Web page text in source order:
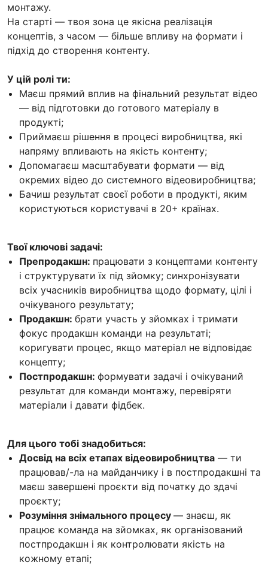
монтажу.
На старті — твоя зона це якісна реалізація
концептів, з часом — більше впливу на формати і
підхід до створення контенту.
У цій ролі ти:
Маєш прямий вплив на фінальний результат відео
— від підготовки до готового матеріалу в
продукті;
Приймаєш рішення в процесі виробництва, які
напряму впливають на якість контенту;
Допомагаєш масштабувати формати — від
окремих відео до системного відеовиробництва;
Бачиш результат своєї роботи в продукті, яким
користуються користувачі в 20+ країнах.
Твої ключові задачі:
Препродакшн: працювати з концептами контенту
і структурувати їх під зйомку; синхронізувати
всіх учасників виробництва щодо формату, цілі і
очікуваного результату;
Продакшн: брати участь у зйомках і тримати
фокус продакшн команди на результаті;
коригувати процес, якщо матеріал не відповідає
концепту;
Постпродакшн: формувати задачі і очікуваний
результат для команди монтажу, перевіряти
матеріали і давати фідбек.
Для цього тобі знадобиться:
Досвід на всіх етапах відеовиробництва — ти
працював/-ла на майданчику і в постпродакшні та
маєш завершені проєкти від початку до здачі
проєкту;
Розуміння знімального процесу — знаєш, як
працює команда на зйомках, як організований
постпродакшн і як контролювати якість на
кожному етапі;